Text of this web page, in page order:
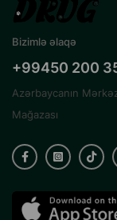
Bizimlə əlaqə
+99450 200
Azərbaycanın
Mağazası